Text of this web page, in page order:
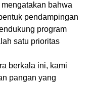
bahwa
pendampingan
program
satu prioritas
berkala ini, kami
pangan yang